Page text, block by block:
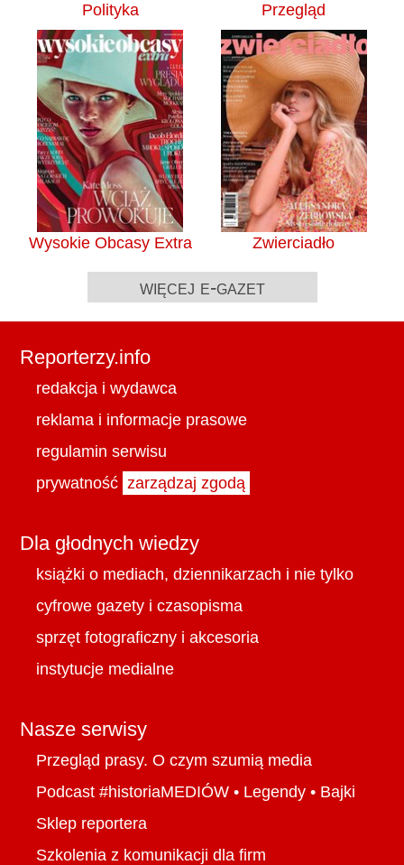
Polityka Przegląd
Wysokie Obcasy Extra Zwierciadło
więcej e-gazet
Reporterzy.info
redakcja i wydawca
reklama i informacje prasowe
regulamin serwisu
prywatność zarządzaj zgodą
Dla głodnych wiedzy
książki o mediach, dziennikarzach i nie tylko
cyfrowe gazety i czasopisma
sprzęt fotograficzny i akcesoria
instytucje medialne
Nasze serwisy
Przegląd prasy. O czym szumią media
Podcast #historiaMEDIÓW • Legendy • Bajki
Sklep reportera
Szkolenia z komunikacji dla firm